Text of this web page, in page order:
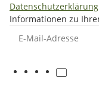
Datenschutzerklärung
Informationen zu